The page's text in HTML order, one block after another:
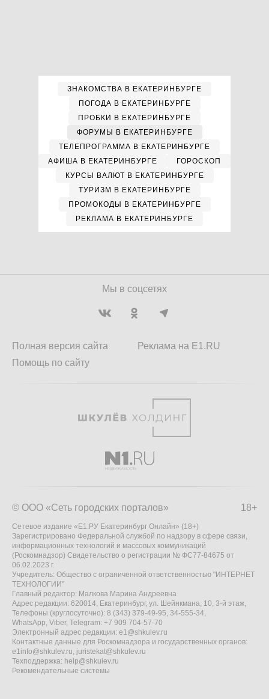
ЗНАКОМСТВА В ЕКАТЕРИНБУРГЕ
ПОГОДА В ЕКАТЕРИНБУРГЕ
ПРОБКИ В ЕКАТЕРИНБУРГЕ
ФОРУМЫ В ЕКАТЕРИНБУРГЕ
ТЕЛЕПРОГРАММА В ЕКАТЕРИНБУРГЕ
АФИША В ЕКАТЕРИНБУРГЕ
ГОРОСКОП
КУРСЫ ВАЛЮТ В ЕКАТЕРИНБУРГЕ
ТУРИЗМ В ЕКАТЕРИНБУРГЕ
ПРОМОКОДЫ В ЕКАТЕРИНБУРГЕ
РЕКЛАМА В ЕКАТЕРИНБУРГЕ
Мы в соцсетях
Полная версия сайта
Помощь по сайту
Реклама на E1.RU
18+
© ООО «Сеть городских порталов»
Сетевое издание «Е1.РУ Екатеринбург Онлайн» (18+)
Зарегистрировано Федеральной службой по надзору в сфере связи,
информационных технологий и массовых коммуникаций
(Роскомнадзор) Свидетельство о регистрации № ФС77-84675 от
06.02.2023 г.
Учредитель: Общество с ограниченной ответственностью "ИНТЕРНЕТ
ТЕХНОЛОГИИ"
Главный редактор: Малкова Марина Андреевна
Адрес редакции: 620014, Екатеринбург, ул. Шейнкмана, 10, 3-й этаж,
Телефоны (круглосуточно): 8 (343) 379-49-95, 34-555-34,
WhatsApp, Viber, Telegram: +7 909 704-57-70
Электронный адрес редакции: e1@shkulev.ru
Контактные данные для Роскомнадзора и государственных органов:
e1info@shkulev.ru, juristekat@shkulev.ru
Техподдержка: help@shkulev.ru
Рекомендательные системы